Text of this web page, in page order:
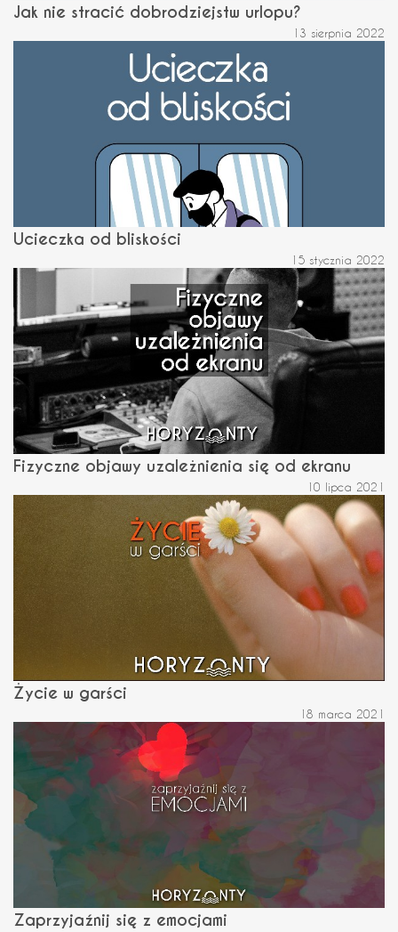
Jak nie stracić dobrodziejstw urlopu?
13 sierpnia 2022
Ucieczka od bliskości
15 stycznia 2022
Fizyczne objawy uzależnienia się od ekranu
10 lipca 2021
Życie w garści
18 marca 2021
Zaprzyjaźnij się z emocjami